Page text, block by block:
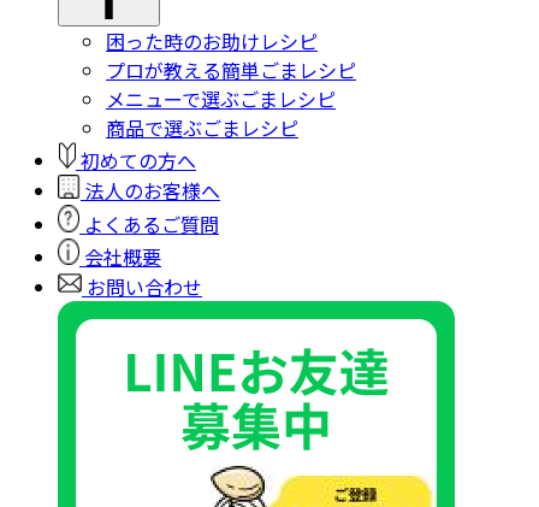
困った時のお助けレシピ
プロが教える簡単ごまレシピ
メニューで選ぶごまレシピ
商品で選ぶごまレシピ
初めての方へ
法人のお客様へ
よくあるご質問
会社概要
お問い合わせ